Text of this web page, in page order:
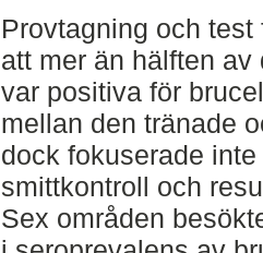
Provtagning och
att mer än hälften
var positiva för
mellan den tränade
dock fokuserade
smittkontroll och
Sex områden